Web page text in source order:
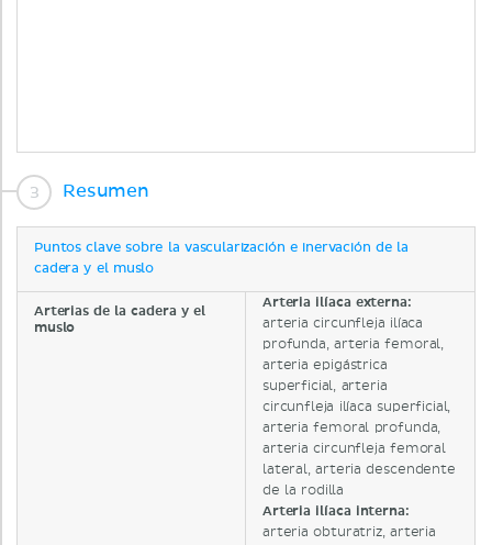
Resumen
Puntos clave sobre la vascularización e inervación de la
cadera y el muslo
Arterias de la cadera y el
muslo
Arteria ilíaca externa:
arteria circunfleja ilíaca
profunda, arteria femoral,
arteria epigástrica
superficial, arteria
circunfleja ilíaca superficial,
arteria femoral profunda,
arteria circunfleja femoral
lateral, arteria descendente
de la rodilla
Arteria ilíaca interna:
arteria obturatriz, arteria